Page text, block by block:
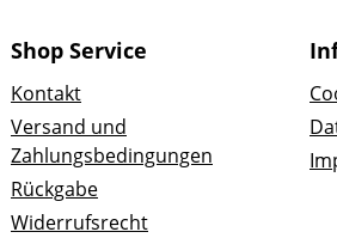
Shop Service
Kontakt
Versand und
Zahlungsbedingungen
Rückgabe
Widerrufsrecht